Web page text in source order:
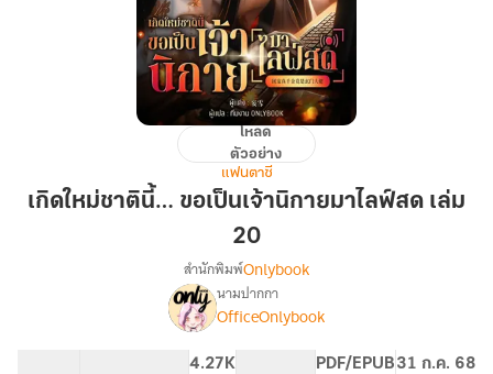
ชาติ
นิกาย
โหลด
ตัวอย่าง
แฟนตาซี
เกิดใหม่ชาตินี้… ขอเป็นเจ้านิกายมาไลฟ์สด เล่ม
20
เรื่อง[จบ]
เกิด
สำนักพิมพ์Onlybook
นามปากกา
OfficeOnlybook
4.27K PDF/EPUB31 ก.ค. 68